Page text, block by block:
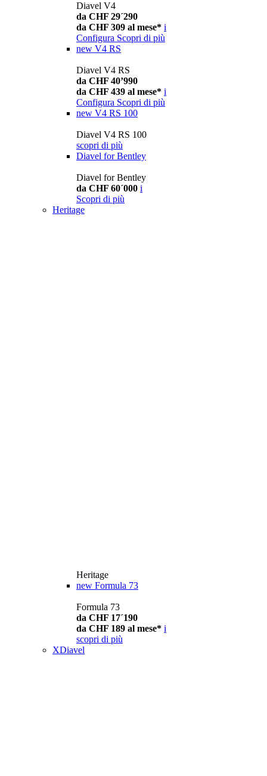
Diavel V4
da CHF 29´290
da CHF 309 al mese* i
Configura Scopri di più
new V4 RS
Diavel V4 RS
da CHF 40’990
da CHF 439 al mese* i
Configura Scopri di più
new V4 RS 100
Diavel V4 RS 100
scopri di più
Diavel for Bentley
Diavel for Bentley
da CHF 60´000 i
Scopri di più
Heritage
Heritage
new Formula 73
Formula 73
da CHF 17´190
da CHF 189 al mese* i
scopri di più
XDiavel